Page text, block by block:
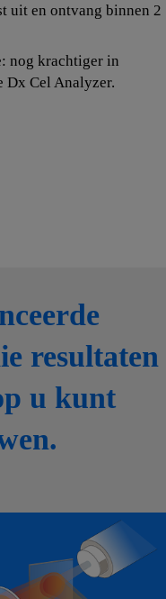
uit en ontvang binnen 2
nog krachtiger in
Dx Cel Analyzer.
resultaten
u kunt